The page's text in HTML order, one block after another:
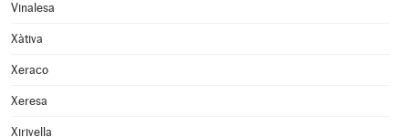
Vinalesa
Xàtiva
Xeraco
Xeresa
Xirivella